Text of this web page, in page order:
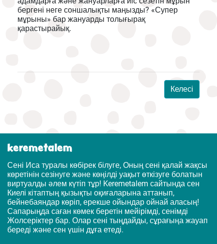
бергені неге соншалықты маңызды? «Супер
мұрыны» бар жануарды толығырақ
қарастырайық.
Келесі
keremetalem
Сені Иса туралы көбірек білуге, Оның сені қалай жақсы
көретінін сезінуге және көңілді уақыт өткізуге болатын
виртуалды әлем күтіп тұр! Keremetalem сайтында сен
Киелі кітаптың қызықты оқиғаларына аттанып,
бейнебаяндар көріп, ерекше ойындар ойнай аласың!
Сапарыңда саған көмек беретін мейірімді, сенімді
Жолсеріктер бар. Олар сені тыңдайды, сұрағыңа жауап
береді және сен үшін дұға етеді.